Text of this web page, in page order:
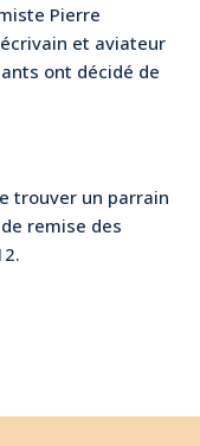
Pierre
et aviateur
ont décidé de
trouver un parrain
remise des